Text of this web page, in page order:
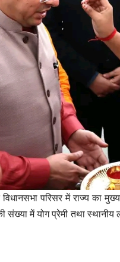
परिसर में राज्य का
संख्या में योग प्रेमी तथा